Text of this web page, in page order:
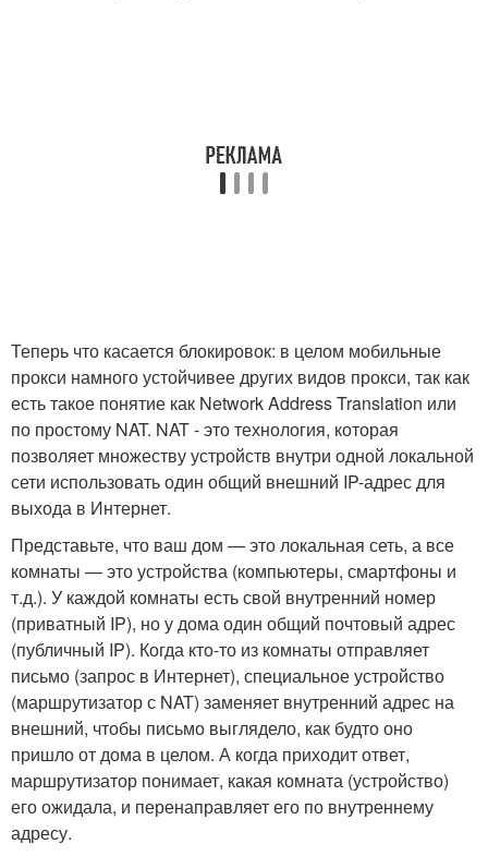
Теперь что касается блокировок: в целом мобильные
прокси намного устойчивее других видов прокси, так как
есть такое понятие как Network Address Translation или
по простому NAT. NAT - это технология, которая
позволяет множеству устройств внутри одной локальной
сети использовать один общий внешний IP-адрес для
выхода в Интернет.
Представьте, что ваш дом — это локальная сеть, а все
комнаты — это устройства (компьютеры, смартфоны и
т.д.). У каждой комнаты есть свой внутренний номер
(приватный IP), но у дома один общий почтовый адрес
(публичный IP). Когда кто-то из комнаты отправляет
письмо (запрос в Интернет), специальное устройство
(маршрутизатор с NAT) заменяет внутренний адрес на
внешний, чтобы письмо выглядело, как будто оно
пришло от дома в целом. А когда приходит ответ,
маршрутизатор понимает, какая комната (устройство)
его ожидала, и перенаправляет его по внутреннему
адресу.